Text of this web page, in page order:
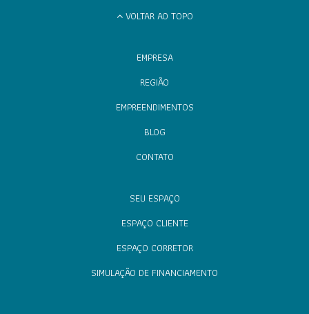
VOLTAR AO TOPO
EMPRESA
REGIÃO
EMPREENDIMENTOS
BLOG
CONTATO
SEU ESPAÇO
ESPAÇO CLIENTE
ESPAÇO CORRETOR
SIMULAÇÃO DE FINANCIAMENTO